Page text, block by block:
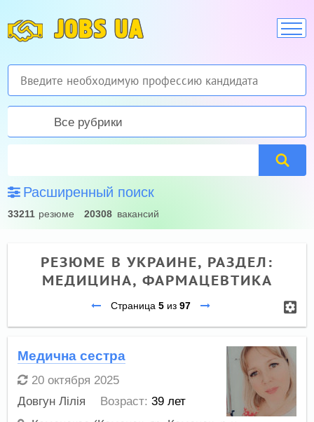
JOBS UA
Все рубрики
Расширенный поиск
33211 резюме 20308 вакансий
РЕЗЮМЕ В УКРАИНЕ, РАЗДЕЛ:
МЕДИЦИНА, ФАРМАЦЕВТИКА
Страница 5 из 97
Медична сестра
20 октября 2025
Довгун Лілія
Возраст: 39 лет